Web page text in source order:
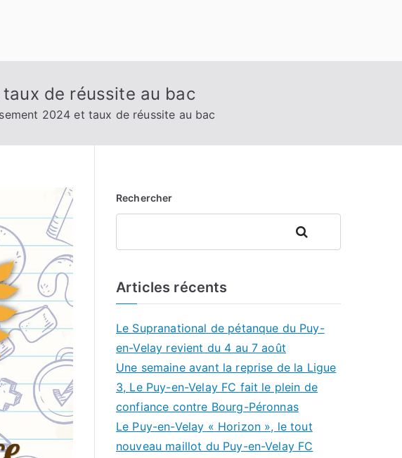
de réussite au bac
2024 et taux de réussite au bac
Rechercher
Rechercher
Articles récents
Le Supranational de pétanque du Puy-
en-Velay revient du 4 au 7 août
Une semaine avant la reprise de la Ligue
3, Le Puy-en-Velay FC fait le plein de
confiance contre Bourg-Péronnas
Le Puy-en-Velay « Horizon », le tout
nouveau maillot du Puy-en-Velay FC